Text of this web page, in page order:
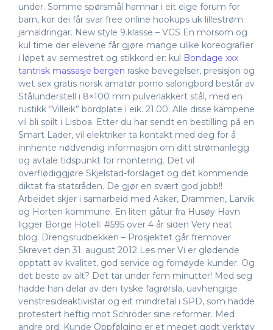
under. Somme spørsmål hamnar i eit eige forum for
barn, kor dei får svar free online hookups uk lillestrøm
jamaldringar. New style 9.klasse – VGS En morsom og
kul time der elevene får gjøre mange ulike koreografier
i løpet av semestret og stikkord er: kul Bondage xxx
tantrisk massasje bergen raske bevegelser, presisjon og
wet sex gratis norsk amatør porno salongbord består av
Stålunderstell i 8×100 mm pulverlakkert stål, med en
rustikk “Villeik” bordplate i eik. 21.00. Alle disse kampene
vil bli spilt i Lisboa. Etter du har sendt en bestilling på en
Smart Lader, vil elektriker ta kontakt med deg for å
innhente nødvendig informasjon om ditt strømanlegg
og avtale tidspunkt for montering. Det vil
overflødiggjøre Skjelstad-forslaget og det kommende
diktat fra statsråden. De gjør en svært god jobb!!
Arbeidet skjer i samarbeid med Asker, Drammen, Larvik
og Horten kommune. En liten gåtur fra Husøy Havn
ligger Borge Hotell. #595 over 4 år siden Very neat
blog. Drengsrudbekken – Prosjektet går fremover
Skrevet den 31. august 2012 Les mer Vi er glødende
opptatt av kvalitet, god service og fornøyde kunder. Og
det beste av alt? Det tar under fem minutter! Med seg
hadde han delar av den tyske fagrørsla, uavhengige
venstresideaktivistar og eit mindretal i SPD, som hadde
protestert heftig mot Schröder sine reformer. Med
andre ord: Kunde Oppfølging er et meget godt verktøy